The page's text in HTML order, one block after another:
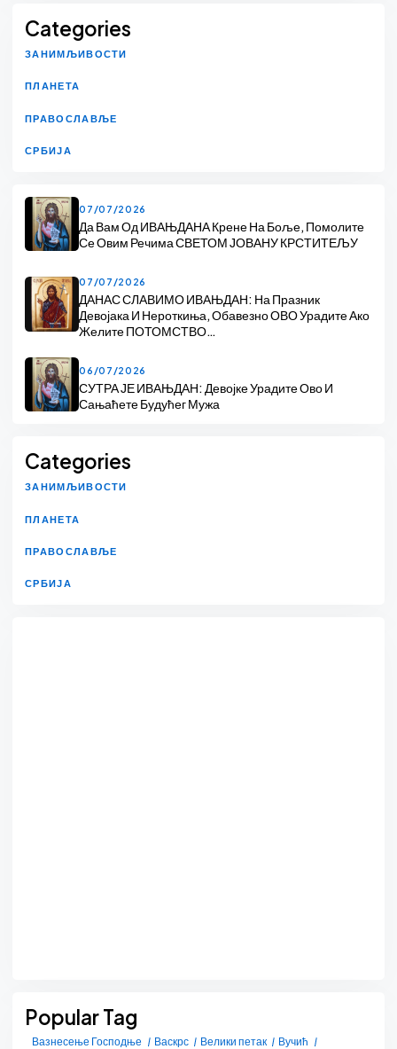
Categories
ЗАНИМЉИВОСТИ
ПЛАНЕТА
ПРАВОСЛАВЉЕ
СРБИЈА
07/07/2026
Да Вам Од ИВАЊДАНА Крене На Боље, Помолите
Се Овим Речима СВЕТОМ ЈОВАНУ КРСТИТЕЉУ
07/07/2026
ДАНАС СЛАВИМО ИВАЊДАН: На Празник
Девојака И Нероткиња, Обавезно ОВО Урадите Ако
Желите ПОТОМСТВО…
06/07/2026
СУТРА ЈЕ ИВАЊДАН: Девојке Урадите Ово И
Сањаћете Будућег Мужа
Categories
ЗАНИМЉИВОСТИ
ПЛАНЕТА
ПРАВОСЛАВЉЕ
СРБИЈА
Popular Tag
Вазнесење Господње Васкрс Велики петак Вучић